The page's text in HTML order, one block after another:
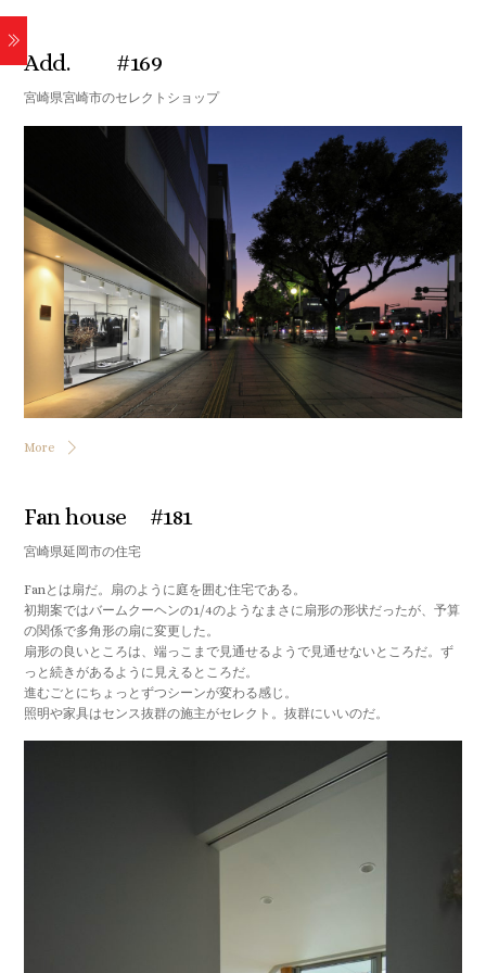
2019
Add. #169
宮崎県宮崎市のセレクトショップ
More
Fan house #181
宮崎県延岡市の住宅
Fanとは扇だ。扇のように庭を囲む住宅である。
初期案ではバームクーヘンの1/4のようなまさに扇形の形状だったが、予算
の関係で多角形の扇に変更した。
扇形の良いところは、端っこまで見通せるようで見通せないところだ。ず
っと続きがあるように見えるところだ。
進むごとにちょっとずつシーンが変わる感じ。
照明や家具はセンス抜群の施主がセレクト。抜群にいいのだ。